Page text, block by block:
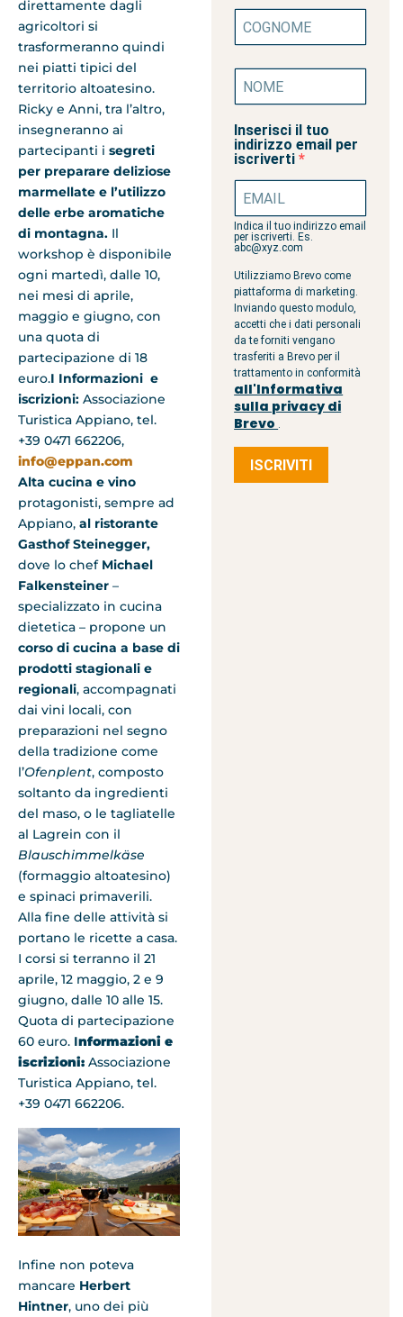
direttamente dagli
agricoltori si
trasformeranno quindi
nei piatti tipici del
territorio altoatesino.
Ricky e Anni, tra l’altro,
insegneranno ai
partecipanti i segreti
per preparare deliziose
marmellate e l’utilizzo
delle erbe aromatiche
di montagna. Il
workshop è disponibile
ogni martedì, dalle 10,
nei mesi di aprile,
maggio e giugno, con
una quota di
partecipazione di 18
euro.I Informazioni e
iscrizioni: Associazione
Turistica Appiano, tel.
+39 0471 662206,
info@eppan.com
Alta cucina e vino
protagonisti, sempre ad
Appiano, al ristorante
Gasthof Steinegger,
dove lo chef Michael
Falkensteiner –
specializzato in cucina
dietetica – propone un
corso di cucina a base di
prodotti stagionali e
regionali, accompagnati
dai vini locali, con
preparazioni nel segno
della tradizione come
l’Ofenplent, composto
soltanto da ingredienti
del maso, o le tagliatelle
al Lagrein con il
Blauschimmelkäse
(formaggio altoatesino)
e spinaci primaverili.
Alla fine delle attività si
portano le ricette a casa.
I corsi si terranno il 21
aprile, 12 maggio, 2 e 9
giugno, dalle 10 alle 15.
Quota di partecipazione
60 euro. Informazioni e
iscrizioni: Associazione
Turistica Appiano, tel.
+39 0471 662206.
Infine non poteva
mancare Herbert
Hintner, uno dei più
Inserisci il tuo
indirizzo email per
iscriverti
Indica il tuo indirizzo email
per iscriverti. Es.
abc@xyz.com
Utilizziamo Brevo come
piattaforma di marketing.
Inviando questo modulo,
accetti che i dati personali
da te forniti vengano
trasferiti a Brevo per il
trattamento in conformità
all'Informativa
sulla privacy di
Brevo .
ISCRIVITI